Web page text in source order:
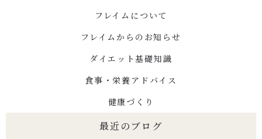
フレイムについて
フレイムからのお知らせ
ダイエット基礎知識
食事・栄養アドバイス
健康づくり
最近のブログ